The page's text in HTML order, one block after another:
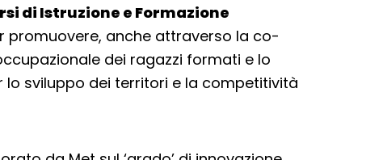
di Istruzione e Formazione
promuovere, anche attraverso la co-
dei ragazzi formati e lo
sviluppo dei territori e la competitività